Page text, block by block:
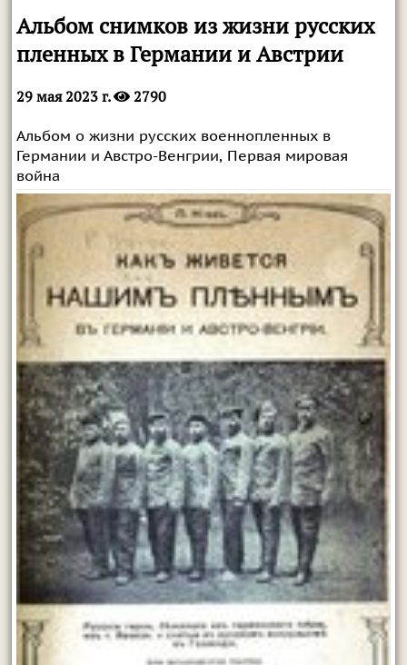
Альбом снимков из жизни русских
пленных в Германии и Австрии
29 мая 2023 г. 2790
Альбом о жизни русских военнопленных в
Германии и Австро-Венгрии, Первая мировая
война